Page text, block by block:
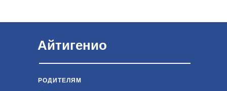
РОДИТЕЛЯМ
Айтигенио